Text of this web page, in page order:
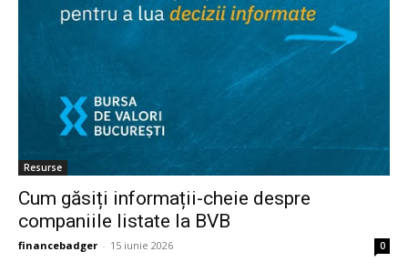
Resurse
Cum găsiți informații-cheie despre
companiile listate la BVB
financebadger - 15 iunie 2026 0